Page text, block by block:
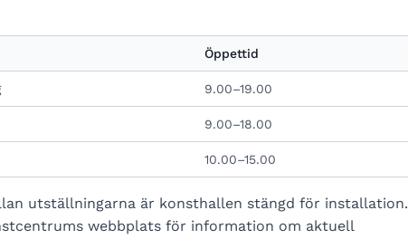
Öppettid
9.00–19.00
9.00–18.00
10.00–15.00
utställningarna är konsthallen stängd för installation.
webbplats för information om aktuell